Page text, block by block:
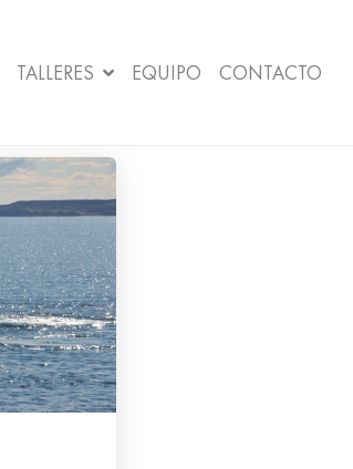
TALLERES EQUIPO CONTACTO